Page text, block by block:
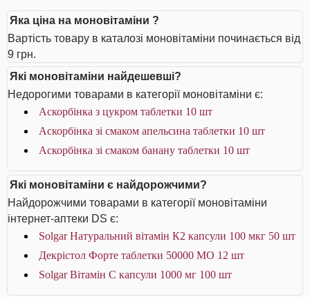
Яка ціна на моновітаміни ?
Вартість товару в каталозі моновітаміни починається від
9 грн.
Які моновітаміни найдешевші?
Недорогими товарами в категорії моновітаміни є:
Аскорбінка з цукром таблетки 10 шт
Аскорбінка зі смаком апельсина таблетки 10 шт
Аскорбінка зі смаком банану таблетки 10 шт
Які моновітаміни є найдорожчими?
Найдорожчими товарами в категорії моновітаміни
інтернет-аптеки DS є:
Solgar Натуральний вітамін К2 капсули 100 мкг 50 шт
Декрістол Форте таблетки 50000 МО 12 шт
Solgar Вітамін С капсули 1000 мг 100 шт